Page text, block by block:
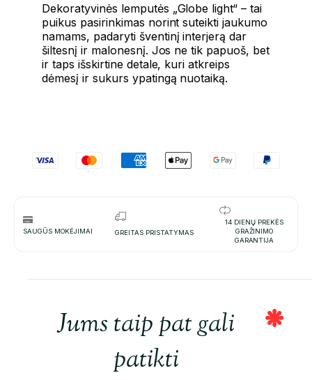
Dekoratyvinės lemputės „Globe light“ – tai
puikus pasirinkimas norint suteikti jaukumo
namams, padaryti šventinį interjerą dar
šiltesnį ir malonesnį. Jos ne tik papuoš, bet
ir taps išskirtine detale, kuri atkreips
dėmesį ir sukurs ypatingą nuotaiką.
SAUGŪS MOKĖJIMAI GREITAS PRISTATYMAS
14 DIENŲ PREKĖS
GRAŽINIMO
GARANTIJA
Jums taip pat gali
patikti